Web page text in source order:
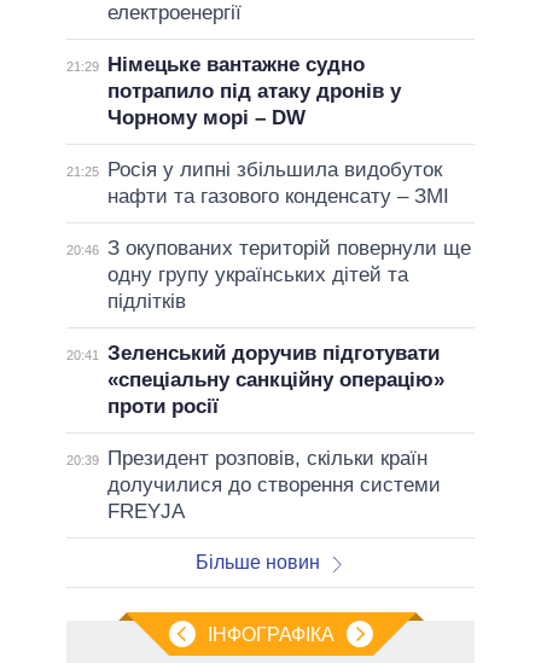
електроенергії
21:29
Німецьке вантажне судно
потрапило під атаку дронів у
Чорному морі – DW
21:25
Росія у липні збільшила видобуток
нафти та газового конденсату – ЗМІ
20:46 З окупованих територій повернули ще
одну групу українських дітей та
підлітків
20:41
Зеленський доручив підготувати
«спеціальну санкційну операцію»
проти росії
20:39
Президент розповів, скільки країн
долучилися до створення системи
FREYJA
Більше новин
ІНФОГРАФІКА